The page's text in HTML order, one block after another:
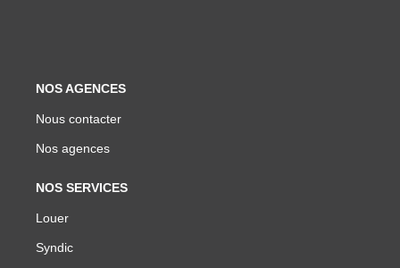
NOS AGENCES
Nous contacter
Nos agences
NOS SERVICES
Louer
Syndic